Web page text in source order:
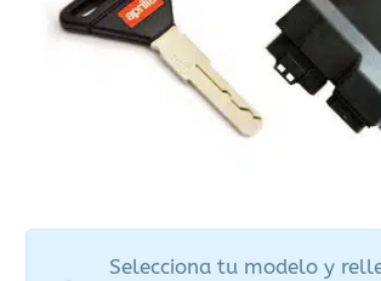
Selecciona tu modelo y